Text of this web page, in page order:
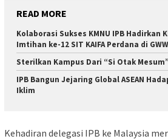
READ MORE
Kolaborasi Sukses KMNU IPB Hadirkan
Imtihan ke-12 SIT KAIFA Perdana di
Sterilkan Kampus Dari “Si Otak Mesum”
IPB Bangun Jejaring Global ASEAN
Iklim
Kehadiran delegasi IPB ke Malaysia